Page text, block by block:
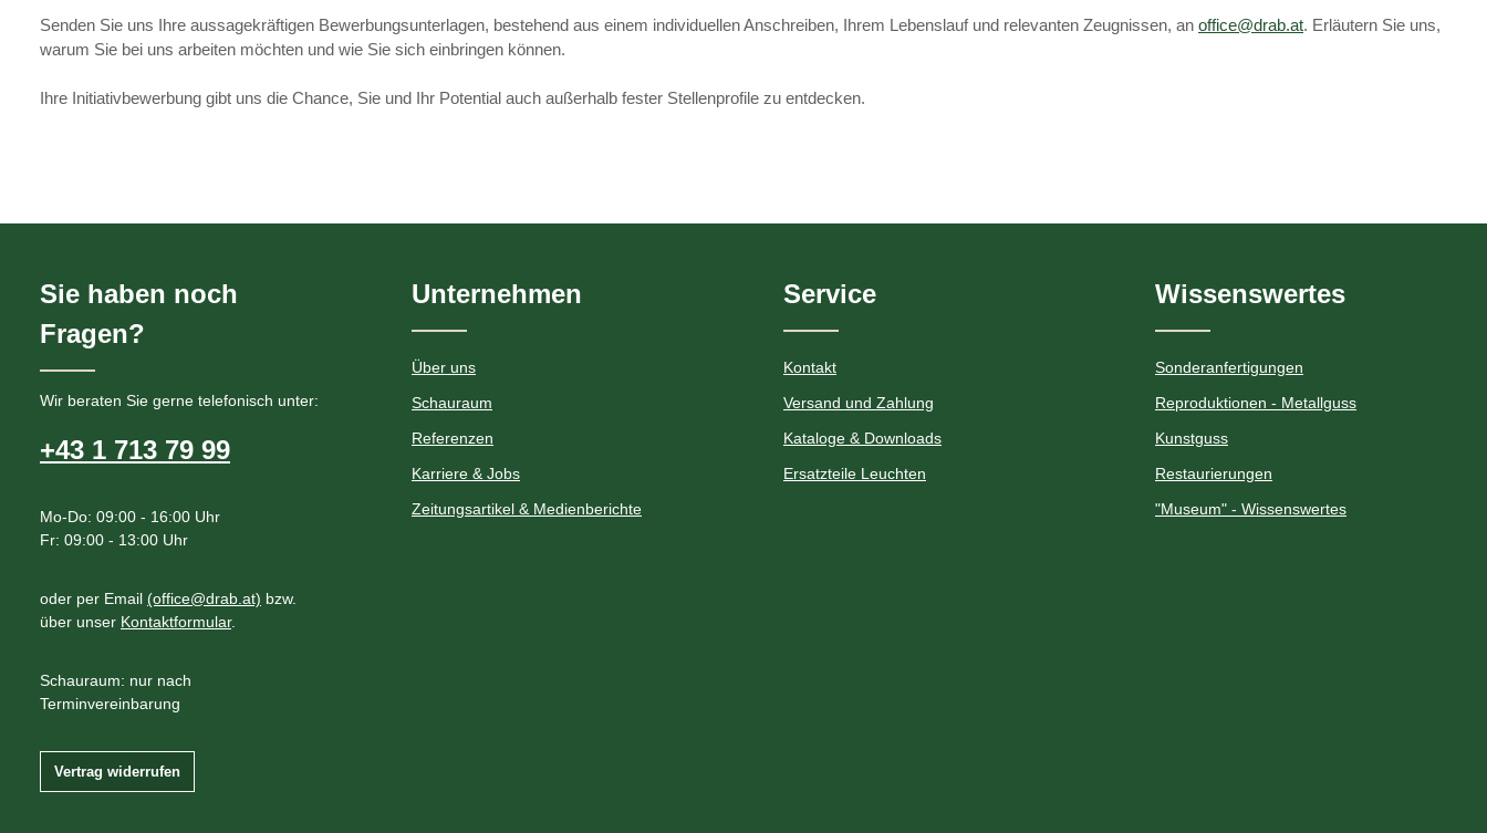
Senden Sie uns Ihre aussagekräftigen Bewerbungsunterlagen, bestehend aus einem individuellen Anschreiben, Ihrem Lebenslauf und relevanten Zeugnissen, an office@drab.at. Erläutern Sie uns,
warum Sie bei uns arbeiten möchten und wie Sie sich einbringen können.
Ihre Initiativbewerbung gibt uns die Chance, Sie und Ihr Potential auch außerhalb fester Stellenprofile zu entdecken.
Sie haben noch
Fragen?
Wir beraten Sie gerne telefonisch unter:
+43 1 713 79 99
Mo-Do: 09:00 - 16:00 Uhr
Fr: 09:00 - 13:00 Uhr
oder per Email (office@drab.at) bzw.
über unser Kontaktformular.
Schauraum: nur nach
Terminvereinbarung
Vertrag widerrufen
Unternehmen
Über uns
Schauraum
Referenzen
Karriere & Jobs
Zeitungsartikel & Medienberichte
Service
Kontakt
Versand und Zahlung
Kataloge & Downloads
Ersatzteile Leuchten
Wissenswertes
Sonderanfertigungen
Reproduktionen - Metallguss
Kunstguss
Restaurierungen
"Museum" - Wissenswertes